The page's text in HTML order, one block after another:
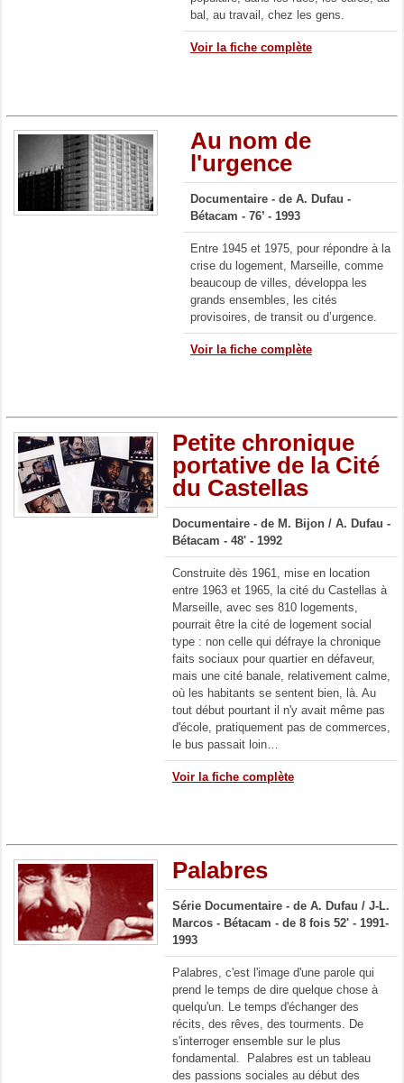
bal, au travail, chez les gens.
Voir la fiche complète
Au nom de
l'urgence
Documentaire - de A. Dufau -
Bétacam - 76’ - 1993
Entre 1945 et 1975, pour répondre à la
crise du logement, Marseille, comme
beaucoup de villes, développa les
grands ensembles, les cités
provisoires, de transit ou d’urgence.
Voir la fiche complète
Petite chronique
portative de la Cité
du Castellas
Documentaire - de M. Bijon / A. Dufau -
Bétacam - 48' - 1992
Construite dès 1961, mise en location
entre 1963 et 1965, la cité du Castellas à
Marseille, avec ses 810 logements,
pourrait être la cité de logement social
type : non celle qui défraye la chronique
faits sociaux pour quartier en défaveur,
mais une cité banale, relativement calme,
où les habitants se sentent bien, là. Au
tout début pourtant il n'y avait même pas
d'école, pratiquement pas de commerces,
le bus passait loin…
Voir la fiche complète
Palabres
Série Documentaire - de A. Dufau / J-L.
Marcos - Bétacam - de 8 fois 52' - 1991-
1993
Palabres, c'est l'image d'une parole qui
prend le temps de dire quelque chose à
quelqu'un. Le temps d'échanger des
récits, des rêves, des tourments. De
s'interroger ensemble sur le plus
fondamental. Palabres est un tableau
des passions sociales au début des